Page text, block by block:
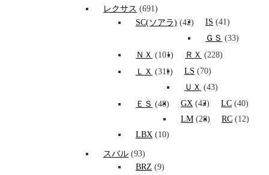
レクサス (691)
SC(ソアラ) (42) IS (41)
ＧＳ (33)
ＮＸ (101) ＲＸ (228)
ＬＸ (311) LS (70)
ＵＸ (43)
ＥＳ (48) GX (42) LC (40)
LM (28) RC (12)
LBX (10)
スバル (93)
BRZ (9)